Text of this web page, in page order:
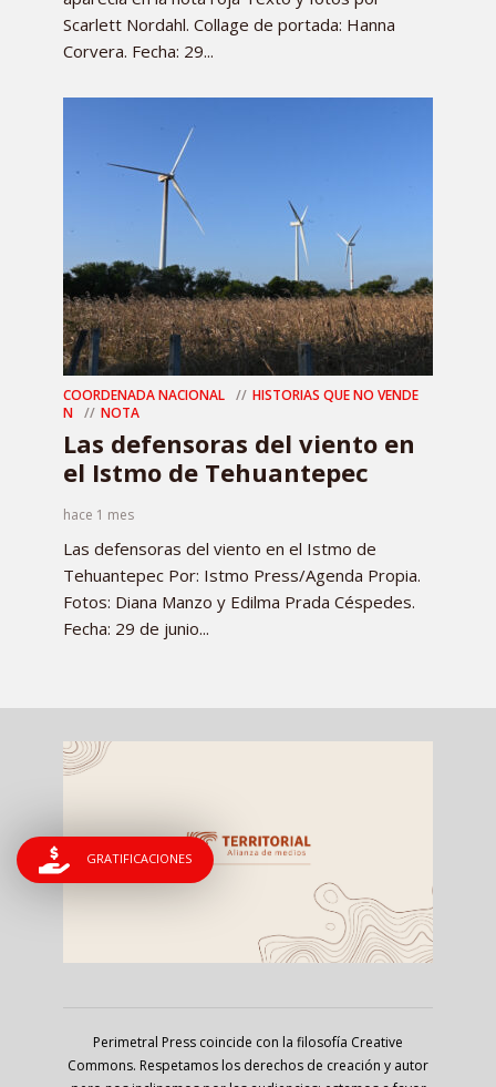
Scarlett Nordahl. Collage de portada: Hanna
Corvera. Fecha: 29...
COORDENADA NACIONAL
HISTORIAS QUE NO VENDE
N
NOTA
Las defensoras del viento en
el Istmo de Tehuantepec
hace 1 mes
Las defensoras del viento en el Istmo de
Tehuantepec Por: Istmo Press/Agenda Propia.
Fotos: Diana Manzo y Edilma Prada Céspedes.
Fecha: 29 de junio...
Perimetral Press coincide con la filosofía Creative
Commons. Respetamos los derechos de creación y autor
GRATIFICACIONES